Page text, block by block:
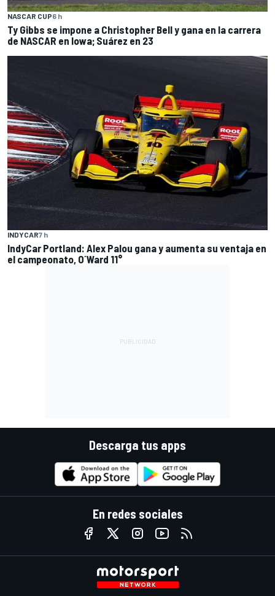
NASCAR CUP6 h
Ty Gibbs se impone a Christopher Bell y gana en la carrera
de NASCAR en Iowa; Suárez en 23
INDYCAR7 h
IndyCar Portland: Alex Palou gana y aumenta su ventaja en
el campeonato, O´Ward 11°
Descarga tus apps
En redes sociales